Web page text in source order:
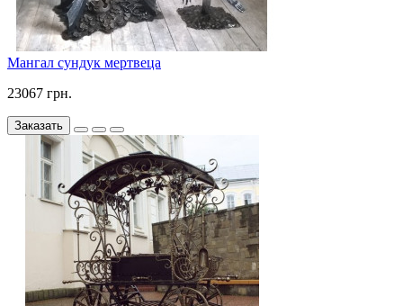
Мангал сундук мертвеца
23067 грн.
Заказать